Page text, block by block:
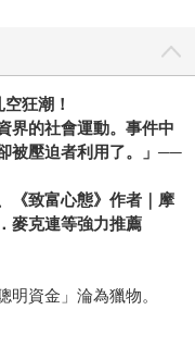
狂潮！
界的社會運動。事件中
被壓迫者利用了。」──
《致富心態》作者｜摩
麥克連等強力推薦
資金」淪為獵物。